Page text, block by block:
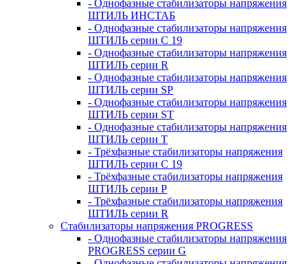
- Однофазные стабилизаторы напряжения
ШТИЛЬ ИНСТАБ
- Однофазные стабилизаторы напряжения
ШТИЛЬ серии C 19
- Однофазные стабилизаторы напряжения
ШТИЛЬ серии R
- Однофазные стабилизаторы напряжения
ШТИЛЬ серии SP
- Однофазные стабилизаторы напряжения
ШТИЛЬ серии ST
- Однофазные стабилизаторы напряжения
ШТИЛЬ серии T
- Трёхфазные стабилизаторы напряжения
ШТИЛЬ серии C 19
- Трёхфазные стабилизаторы напряжения
ШТИЛЬ серии P
- Трёхфазные стабилизаторы напряжения
ШТИЛЬ серии R
Стабилизаторы напряжения PROGRESS
- Однофазные стабилизаторы напряжения
PROGRESS серии G